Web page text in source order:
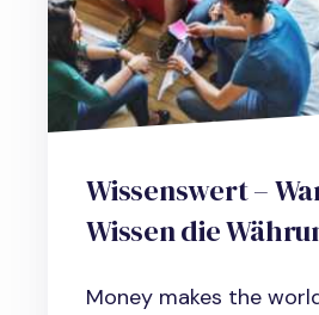
Wissenswert – Warum
Wissen die
Money makes the